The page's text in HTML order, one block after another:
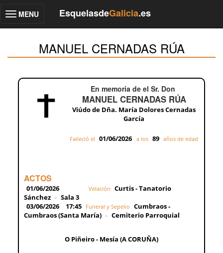
Toggle
MENU EsquelasdeGalicia.es
MANUEL CERNADAS RÚA
En memoria de el Sr. Don
MANUEL CERNADAS RÚA
Viúdo de Dña. María Dolores Cernadas
García
Falleció el 01/06/2026 a los 89 años de edad
ACTOS
01/06/2026 Velación Curtis - Tanatorio
Sánchez - Sala 3
03/06/2026
17:45 Funeral y Sepelio Cumbraos -
Cumbraos (Santa María) - Cemiterio Parroquial
O Piñeiro - Mesía (A CORUÑA)